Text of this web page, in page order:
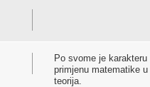
Po svome je
primjenu matematike
teorija.